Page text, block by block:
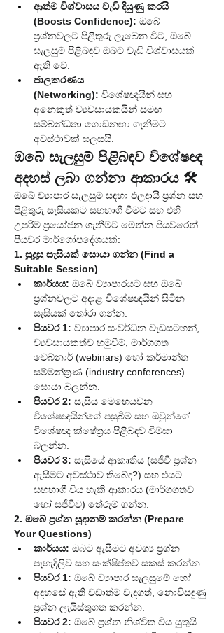
ආත්ම විශ්වාසය වැඩි දියුණු කරයි
(Boosts Confidence): ඔබේ
ප්‍රශ්නවලට පිළිතුරු ලැබෙන විට, ඔබේ
සැලසුම් පිළිබඳව ඔබට වැඩි විශ්වාසයක්
ඇති වේ.
ජාලකරණය
(Networking): විශේෂඥයින් සහ
අනෙකුත් ව්‍යවසායකයින් සමඟ
සම්බන්ධතා ගොඩනඟා ගැනීමට
අවස්ථාවක් සලසයි.
ඔබේ සැලසුම් පිළිබඳව විශේෂඥ
අදහස් ලබා ගන්නා ආකාරය 🛠️
ඔබේ ව්‍යාපාර සැලසුම සඳහා ඵලදායී ප්‍රශ්න සහ
පිළිතුරු සැසියකට සහභාගී වීමට සහ එහි
උපරිම ප්‍රයෝජන ගැනීමට මෙන්න පියවරෙන්
පියවර මාර්ගෝපදේශයක්:
1. සුදුසු සැසියක් සොයා ගන්න (Find a
Suitable Session)
කාර්යය: ඔබේ ව්‍යාපාරයට සහ ඔබේ
ප්‍රශ්නවලට අදාළ විශේෂඥයින් සිටින
සැසියක් තෝරා ගන්න.
පියවර 1: ව්‍යාපාර සංවර්ධන වැඩසටහන්,
ව්‍යවසායකත්ව හමුවීම්, මාර්ගගත
වෙබ්නාර් (webinars) හෝ කර්මාන්ත
සම්මන්ත්‍රණ (industry conferences)
සොයා බලන්න.
පියවර 2: සැසිය මෙහෙයවන
විශේෂඥයින්ගේ පසුබිම සහ ඔවුන්ගේ
විශේෂඥ ක්ෂේත්‍රය පිළිබඳව විමසා
බලන්න.
පියවර 3: සැසියේ ආකෘතිය (සජීවී ප්‍රශ්න
ඇසීමට අවස්ථාව තිබේද?) සහ එයට
සහභාගී විය හැකි ආකාරය (මාර්ගගතව
හෝ සජීවීව) තේරුම් ගන්න.
2. ඔබේ ප්‍රශ්න සූදානම් කරන්න (Prepare
Your Questions)
කාර්යය: ඔබට ඇසීමට අවශ්‍ය ප්‍රශ්න
පැහැදිලිව සහ සංක්ෂිප්තව සකස් කරන්න.
පියවර 1: ඔබේ ව්‍යාපාර සැලසුමේ හෝ
අදහසේ ඇති වඩාත්ම වැදගත්, නොවිසඳුණු
ප්‍රශ්න ලැයිස්තුගත කරන්න.
පියවර 2: ඔබේ ප්‍රශ්න නිශ්චිත විය යුතුයි.